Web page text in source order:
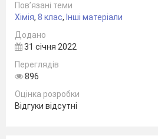
Пов’язані теми
Хімія, 8 клас, Інші матеріали
Додано
31 січня 2022
Переглядів
896
Оцінка розробки
Відгуки відсутні